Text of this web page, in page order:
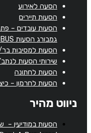
הסעה לאירוע
הסעות תיירים
הסעות עובדים –
גמבורג הסעות RENT A BUS
הסעות למסיבות
שירותי הסעות
הסעות לחתונה
הסעות לחרמון –
ניווט מהיר
הסעות במודיעין –